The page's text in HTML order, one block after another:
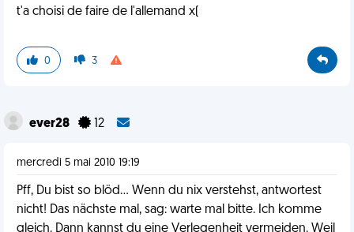
t'a choisi de faire de l'allemand x(
0 3
ever28 12
mercredi 5 mai 2010 19:19
Pff, Du bist so blöd... Wenn du nix verstehst, antwortest
nicht! Das nächste mal, sag: warte mal bitte. Ich komme
gleich. Dann kannst du eine Verlegenheit vermeiden. Weil